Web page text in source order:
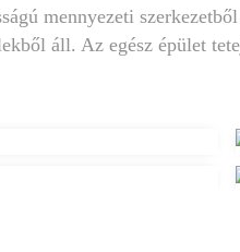
mennyezeti
áll. Az egész épület